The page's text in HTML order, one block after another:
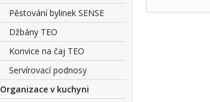
Pěstování bylinek SENSE
Džbány TEO
Konvice na čaj TEO
Servírovací podnosy
Organizace v kuchyni